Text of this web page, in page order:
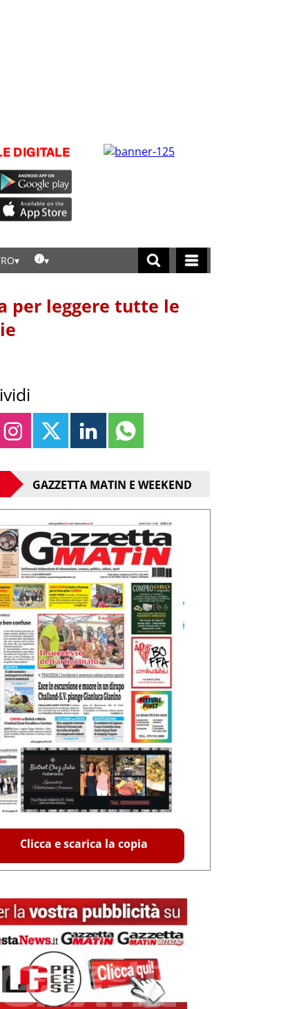
per leggere tutte le
GAZZETTA MATIN E WEEKEND
Clicca e scarica la copia